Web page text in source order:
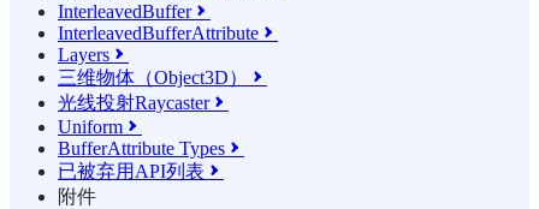
InterleavedBuffer
InterleavedBufferAttribute 
Layers 
三维物体（Object3D） 
光线投射Raycaster
Uniform 
BufferAttribute Types 
已被弃用API列表 
附件